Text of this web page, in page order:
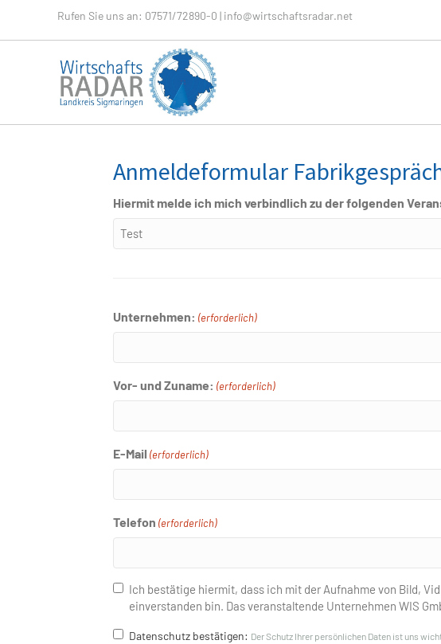
Rufen Sie uns an: 07571/72890-0 | info@wirtschaftsradar.net
Anmeldeformular
Hiermit melde ich mich verbindlich zu der folgenden
Unternehmen: (erforderlich)
Vor- und Zuname: (erforderlich)
E-Mail (erforderlich)
Telefon (erforderlich)
Foto-
und
Filmfreigabe
Ich bestätige hiermit, dass ich mit der Aufnahme von Bild,
einverstanden bin. Das veranstaltende Unternehmen WIS
Datenschutz
Datenschutz bestätigen: Der Schutz Ihrer persönlichen Daten ist uns